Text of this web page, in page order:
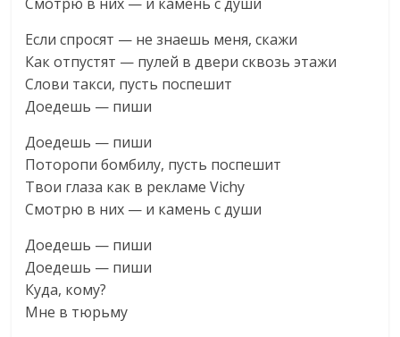
Если спросят — не знаешь меня, скажи
Как отпустят — пулей в двери сквозь этажи
Слови такси, пусть поспешит
Доедешь — пиши
Доедешь — пиши
Поторопи бомбилу, пусть поспешит
Твои глаза как в рекламе Vichy
Смотрю в них — и камень с души
Доедешь — пиши
Доедешь — пиши
Куда, кому?
Мне в тюрьму